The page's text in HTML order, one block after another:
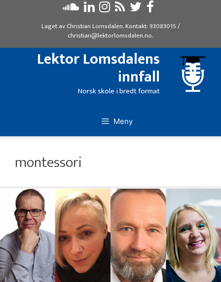
Laget avChristian Lomsdalen. Kontakt: 93083015/
christian@lektorlomsdalen.no.
Lektor Lomsdalens
innfall
Norsk skole i bredt format
Meny
montessori